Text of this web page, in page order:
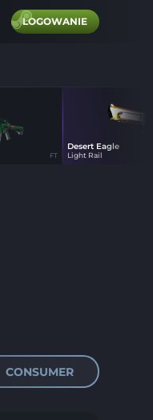
LOGOWANIE
FT
Desert Eagle
Light Rail
CONSUMER